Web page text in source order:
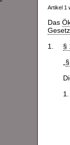
Artikel 1
Das
1.
§
1.